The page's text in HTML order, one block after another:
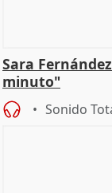
Sara
minuto"
Sonido